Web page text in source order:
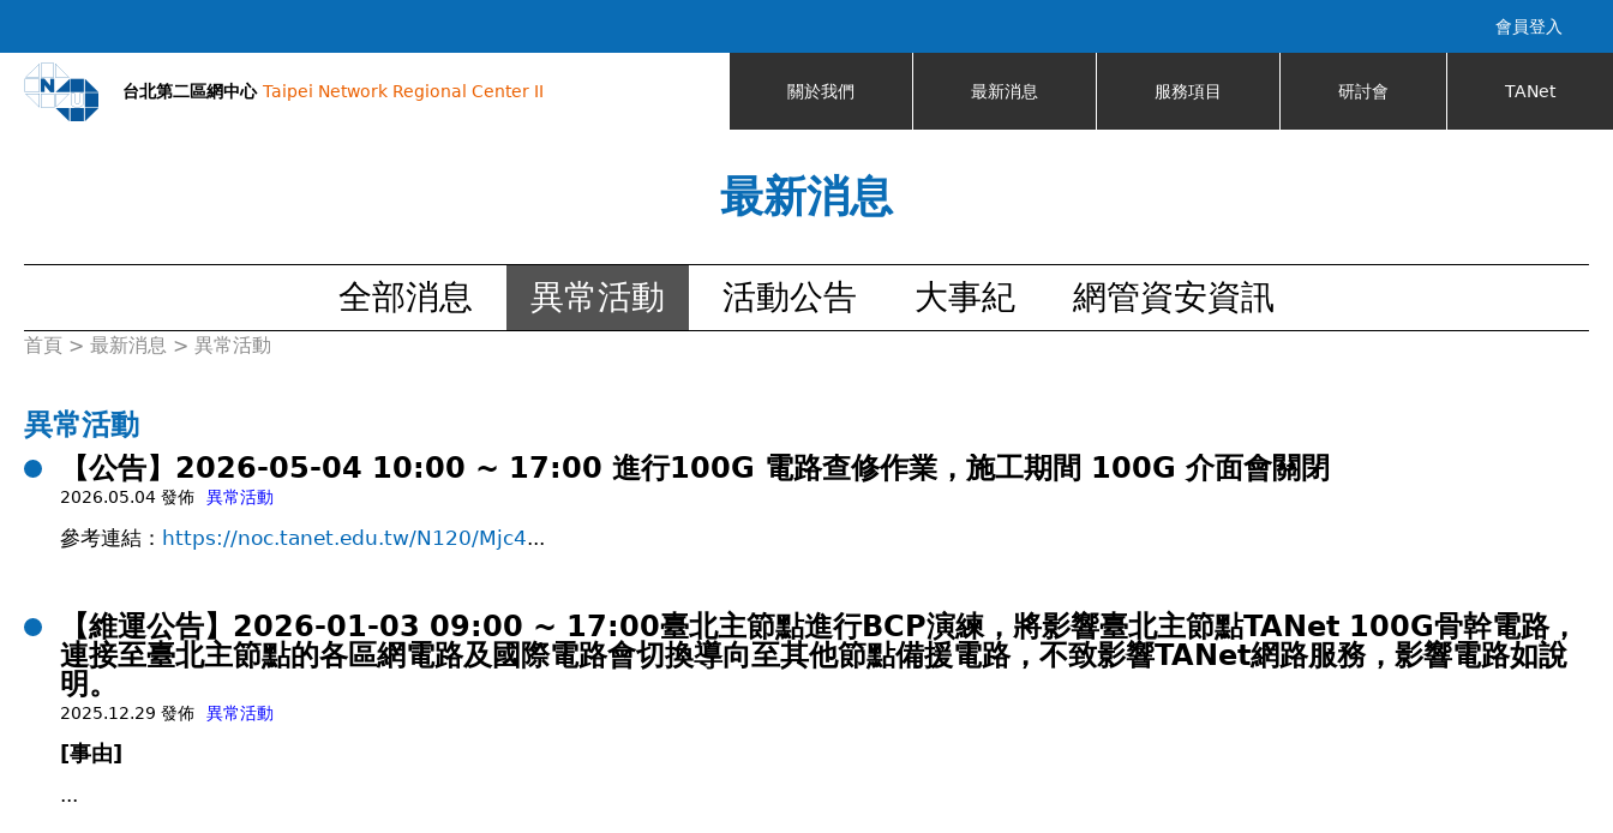
會員登入
台北第二區網中心 Taipei Network Regional Center II 關於我們 最新消息 服務項目 研討會 TANet
最新消息
全部消息 異常活動 活動公告 大事紀 網管資安資訊
您
在
這
首頁 > 最新消息 > 異常活動
異常活動
【公告】2026-05-04 10:00 ~ 17:00 進行100G 電路查修作業，施工期間 100G 介面會關閉
2026.05.04 發佈 異常活動
參考連結： https://noc.tanet.edu.tw/N120/Mjc4...
【維運公告】2026-01-03 09:00 ~ 17:00臺北主節點進行BCP演練，將影響臺北主節點TANet 100G骨幹電路，
連接至臺北主節點的各區網電路及國際電路會切換導向至其他節點備援電路，不致影響TANet網路服務，影響電路如說
明。
2025.12.29 發佈 異常活動
[事由]
...